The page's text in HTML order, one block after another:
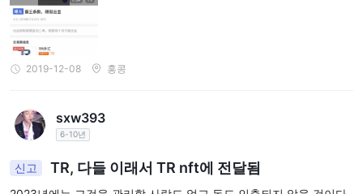
2019-12-08 홍콩
sxw393
6-10년
신고 TR, 다들 이래서 TR nft에 전달됨